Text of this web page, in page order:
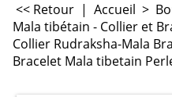
<< Retour | Accueil >
Mala tibétain - Collier et
Collier Rudraksha-Mala
Bracelet Mala tibetain